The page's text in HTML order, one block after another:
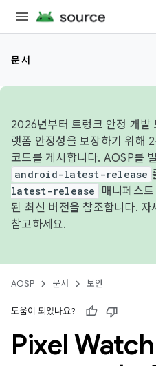
문서
2026년부터 트렁크 안정 개발
랫폼 안정성을 보장하기 위해
코드를 게시합니다. AOSP를
android-latest-release
latest-release
매니페스
된 최신 버전을 참조합니다. 자
참고하세요.
AOSP 문서 보안
도움이 되었나요?
Pixel